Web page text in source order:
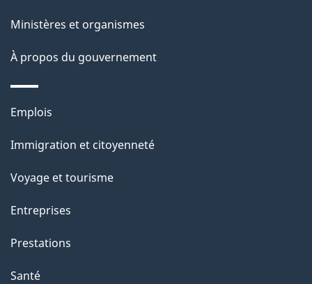
p
a
Ministères et organismes
À propos du gouvernement
Thèmes
sujets
Emplois
Immigration et citoyenneté
Voyage et tourisme
Entreprises
Prestations
Santé